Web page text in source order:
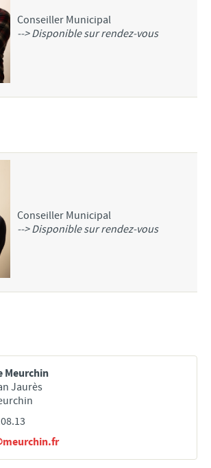
Conseiller Municipal
--> Disponible sur rendez-vous
Conseiller Municipal
--> Disponible sur rendez-vous
Meurchin
Jaurès